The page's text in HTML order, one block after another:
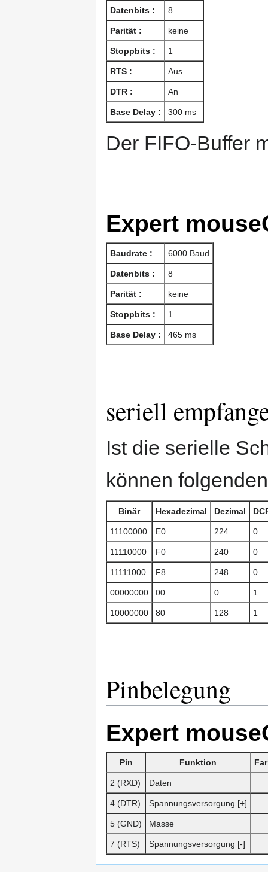
Datenbits : 8
Parität : keine
Stoppbits : 1
RTS : Aus
DTR : An
Base Delay : 300 ms
Der FIFO-Buffer
Expert
Baudrate : 6000 Baud
Datenbits : 8
Parität : keine
Stoppbits : 1
Base Delay : 465 ms
seriell
Ist die serielle
können
Binär Hexadezimal Dezimal
11100000 E0 224 0
11110000 F0 240 0
11111000 F8 248 0
00000000 00 0 1
10000000 80 128 1
Pinbelegung
Expert
Pin Funktion
2 (RXD) Daten
4 (DTR) Spannungsversorgung [+]
5 (GND) Masse
7 (RTS) Spannungsversorgung [-]